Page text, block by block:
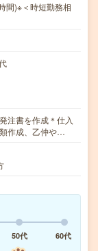
)※＜時短勤務相
注書を作成＊仕入
作成、乙仲や…
50代
60代